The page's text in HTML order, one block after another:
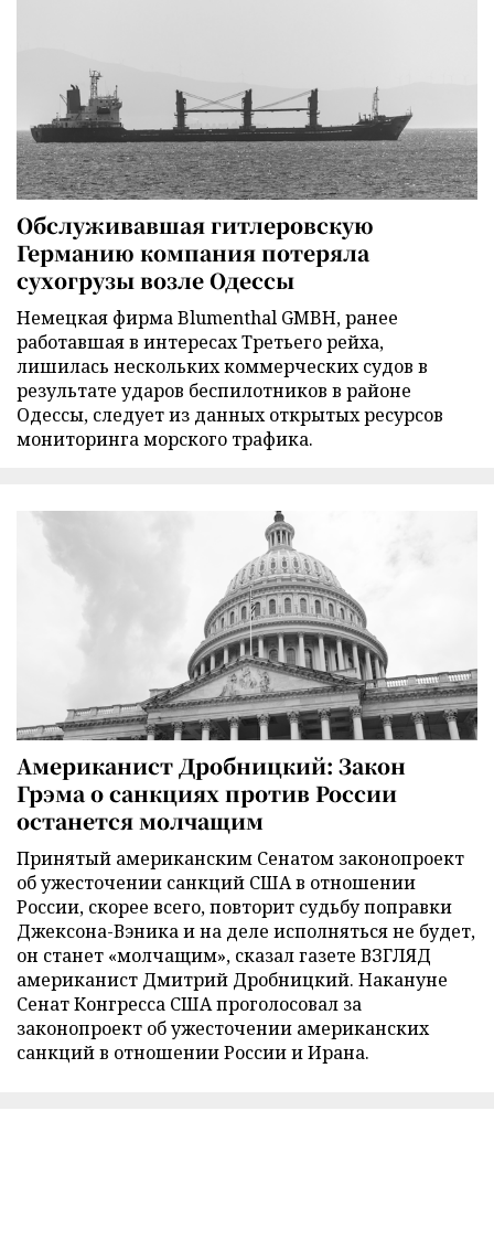
Обслуживавшая гитлеровскую
Германию компания потеряла
сухогрузы возле Одессы
Немецкая фирма Blumenthal GMBH, ранее
работавшая в интересах Третьего рейха,
лишилась нескольких коммерческих судов в
результате ударов беспилотников в районе
Одессы, следует из данных открытых ресурсов
мониторинга морского трафика.
Американист Дробницкий: Закон
Грэма о санкциях против России
останется молчащим
Принятый американским Сенатом законопроект
об ужесточении санкций США в отношении
России, скорее всего, повторит судьбу поправки
Джексона-Вэника и на деле исполняться не будет,
он станет «молчащим», сказал газете ВЗГЛЯД
американист Дмитрий Дробницкий. Накануне
Сенат Конгресса США проголосовал за
законопроект об ужесточении американских
санкций в отношении России и Ирана.